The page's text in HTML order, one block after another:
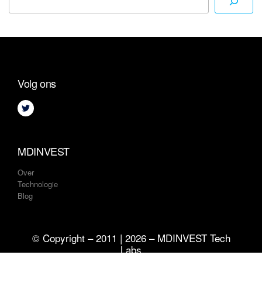
Volg ons
MDINVEST
Over
Technologie
Blog
© Copyright – 2011 | 2026 – MDINVEST Tech
Labs